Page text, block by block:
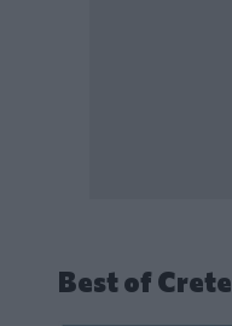
Best of Crete